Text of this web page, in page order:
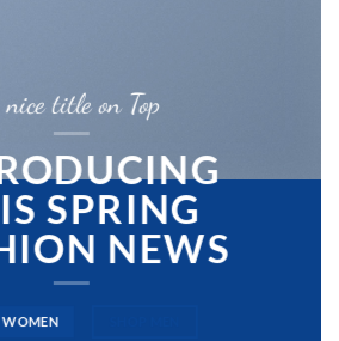
title on Top
SPRING
NEWS
WOMEN